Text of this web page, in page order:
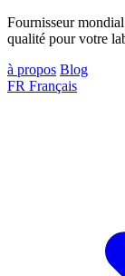
Fournisseur
qualité pour votre
à propos Blog
FR Français